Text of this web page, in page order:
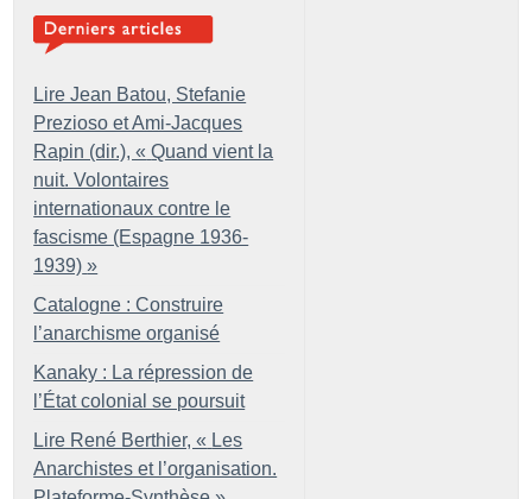
Lire Jean Batou, Stefanie
Prezioso et Ami-Jacques
Rapin (dir.), « Quand vient la
nuit. Volontaires
internationaux contre le
fascisme (Espagne 1936-
1939) »
Catalogne : Construire
l’anarchisme organisé
Kanaky : La répression de
l’État colonial se poursuit
Lire René Berthier, « Les
Anarchistes et l’organisation.